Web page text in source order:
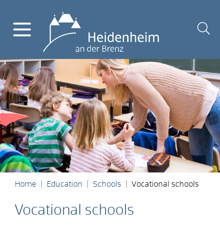
Home Education Schools Vocational schools
Vocational schools